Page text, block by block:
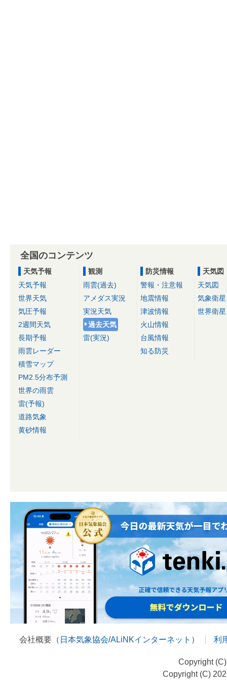
全国のコンテンツ
天気予報
天気予報
世界天気
気圧予報
2週間天気
長期予報
雨雲レーダー
積雪マップ
PM2.5分布予測
世界の雨雲
雷(予報)
道路気象
黄砂情報
観測
雨雲(過去)
アメダス実況
実況天気
過去天気
雷(実況)
防災情報
警報・注意報
地震情報
津波情報
火山情報
台風情報
知る防災
天気図
天気図
気象衛星
世界衛星
会社概要（ 日本気象協会/ALiNKインターネット ） 利
Copyright
Copyright (C)